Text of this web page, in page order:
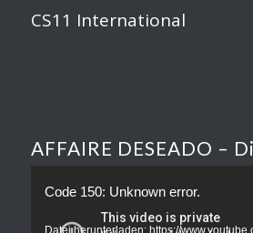
CS11 International
AFFAIRE DESEADO –
Code 150: Unknown error.